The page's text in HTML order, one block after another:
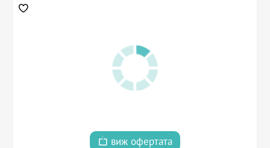
виж офертата